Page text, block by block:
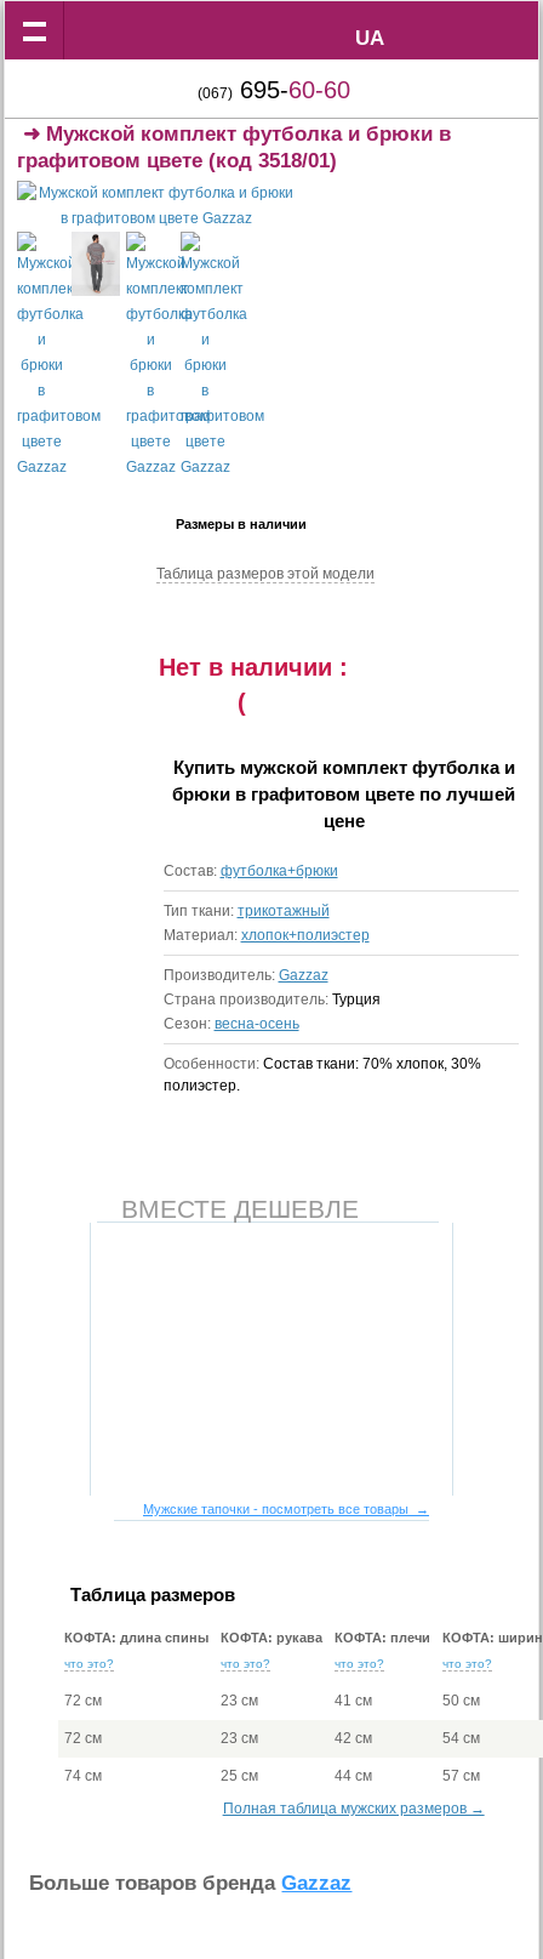
UA
UA
(067) 695-60-60
➜ Мужской комплект футболка и брюки в
графитовом цвете (код 3518/01)
Размеры в наличии
Таблица размеров этой модели
Нет в наличии :
(
Купить мужской комплект футболка и
брюки в графитовом цвете по лучшей
цене
Состав: футболка+брюки
Тип ткани: трикотажный
Материал: хлопок+полиэстер
Производитель: Gazzaz
Страна производитель: Турция
Сезон: весна-осень
Особенности: Состав ткани: 70% хлопок, 30%
полиэстер.
ВМЕСТЕ ДЕШЕВЛЕ
Мужские тапочки - посмотреть все товары →
Таблица размеров
КОФТА: длина спины
что это?
КОФТА: рукава
что это?
КОФТА: плечи
что это?
КОФТА:
что это?
72 см 23 см 41 см 50 см
72 см 23 см 42 см 54 см
74 см 25 см 44 см
57 см
Полная таблица мужских размеров →
Больше товаров брендаGazzaz